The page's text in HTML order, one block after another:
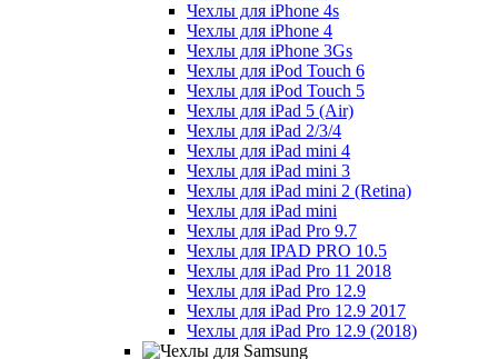
Чехлы для iPhone 4s
Чехлы для iPhone 4
Чехлы для iPhone 3Gs
Чехлы для iPod Touch 6
Чехлы для iPod Touch 5
Чехлы для iPad 5 (Air)
Чехлы для iPad 2/3/4
Чехлы для iPad mini 4
Чехлы для iPad mini 3
Чехлы для iPad mini 2 (Retina)
Чехлы для iPad mini
Чехлы для iPad Pro 9.7
Чехлы для IPAD PRO 10.5
Чехлы для iPad Pro 11 2018
Чехлы для iPad Pro 12.9
Чехлы для iPad Pro 12.9 2017
Чехлы для iPad Pro 12.9 (2018)